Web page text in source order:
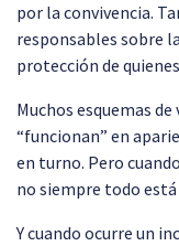
por la convivencia.
responsables sobre
protección de
Muchos esquemas
“funcionan” en
en turno. Pero
no siempre todo
Y cuando ocurre un